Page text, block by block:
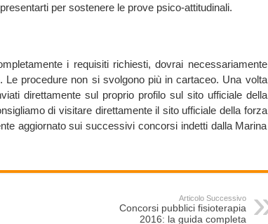
per sostenere le prove psico-attitudinali.
i requisiti richiesti, dovrai necessariamente
Le procedure non si svolgono più in cartaceo. Una volta
direttamente sul proprio profilo sul sito ufficiale della
di visitare direttamente il sito ufficiale della forza
aggiornato sui successivi concorsi indetti dalla Marina
Articolo Successivo
Concorsi pubblici fisioterapia
2016: la guida completa